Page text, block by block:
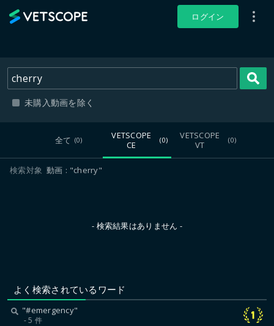
ログイン
未購入動画を除く
全て (0)
VETSCOPE
CE
(0)
VETSCOPE
VT
(0)
検索対象 動画 "cherry"
- 検索結果はありません -
よく検索されているワード
"#emergency"
5 件